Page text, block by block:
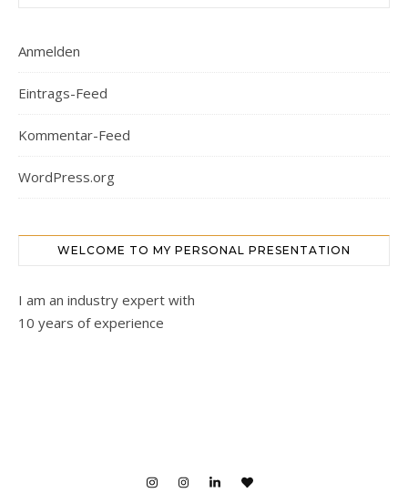
Anmelden
Eintrags-Feed
Kommentar-Feed
WordPress.org
WELCOME TO MY PERSONAL PRESENTATION
I am an industry expert with
10 years of experience